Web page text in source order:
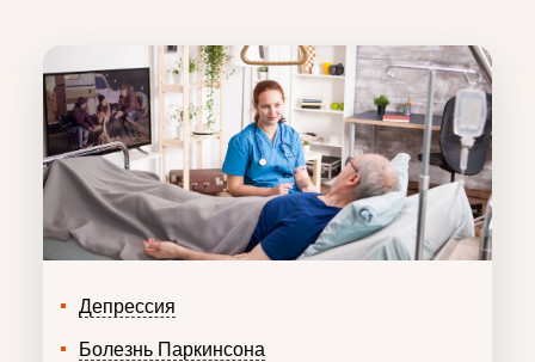
Депрессия
Болезнь Паркинсона